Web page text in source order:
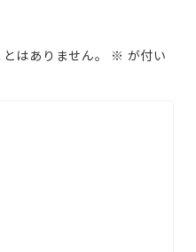
はありません。 ※ が付い